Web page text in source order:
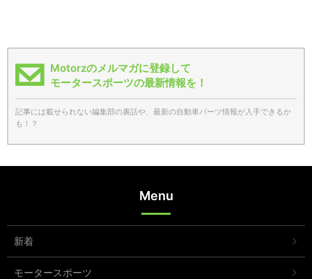
Motorzのメルマガに登録して
モータースポーツの最新情報を！
記事には載せられない編集部の裏話や、最新の自動車パーツ情報が入手できるか
も！？
Menu
新着
モータースポーツ